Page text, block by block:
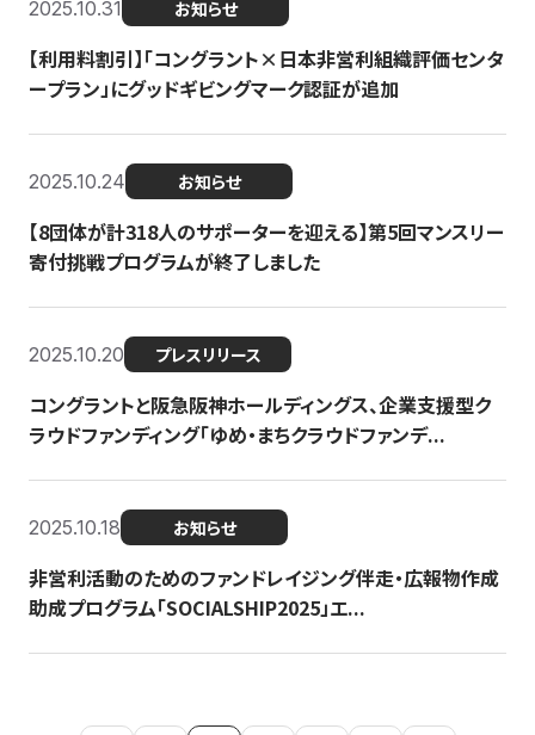
2025.10.31 お知らせ
【利用料割引】「コングラント×日本非営利組織評価センタ
ープラン」にグッドギビングマーク認証が追加
2025.10.24 お知らせ
【8団体が計318人のサポーターを迎える】​​第5回マンスリー
寄付挑戦プログラムが終了しました
2025.10.20 プレスリリース
コングラントと阪急阪神ホールディングス、企業支援型ク
ラウドファンディング「ゆめ・まちクラウドファンデ...
2025.10.18 お知らせ
非営利活動のためのファンドレイジング伴走・広報物作成
助成プログラム「SOCIALSHIP2025」エ...